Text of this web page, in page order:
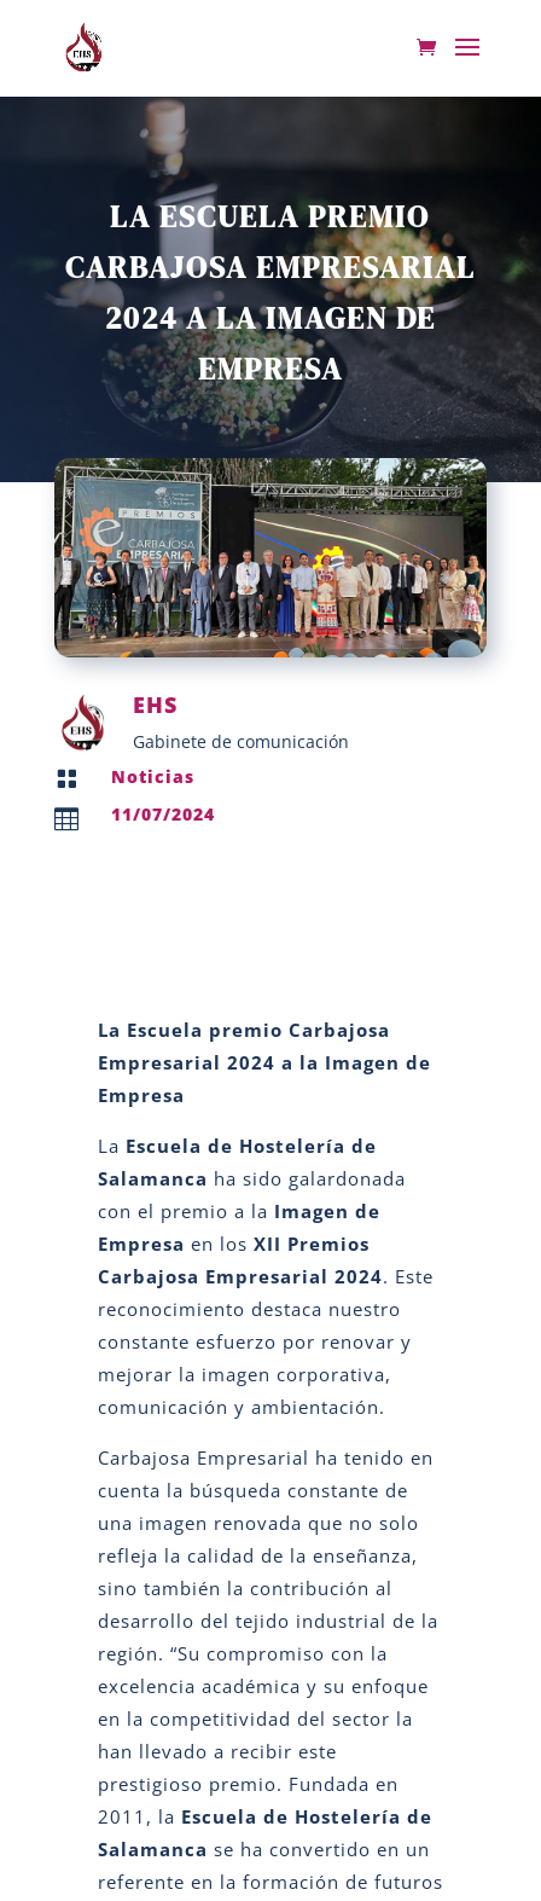
LA ESCUELA PREMIO
CARBAJOSA EMPRESARIAL
2024 A LA IMAGEN DE
EMPRESA
EHS
Gabinete de comunicación
 Noticias
 11/07/2024
La Escuela premio Carbajosa
Empresarial 2024 a la Imagen de
Empresa
La Escuela de Hostelería de
Salamanca ha sido galardonada
con el premio a la Imagen de
Empresa en los XII Premios
Carbajosa Empresarial 2024. Este
reconocimiento destaca nuestro
constante esfuerzo por renovar y
mejorar la imagen corporativa,
comunicación y ambientación.
Carbajosa Empresarial ha tenido en
cuenta la búsqueda constante de
una imagen renovada que no solo
refleja la calidad de la enseñanza,
sino también la contribución al
desarrollo del tejido industrial de la
región. “Su compromiso con la
excelencia académica y su enfoque
en la competitividad del sector la
han llevado a recibir este
prestigioso premio. Fundada en
2011, la Escuela de Hostelería de
Salamanca se ha convertido en un
referente en la formación de futuros